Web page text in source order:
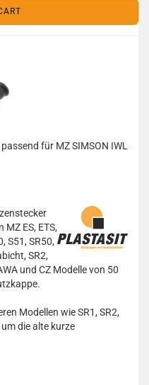
für MZ SIMSON IWL
ES, ETS,
S51, SR50,
SR2,
und CZ Modelle von 50
Modellen wie SR1, SR2,
die alte kurze